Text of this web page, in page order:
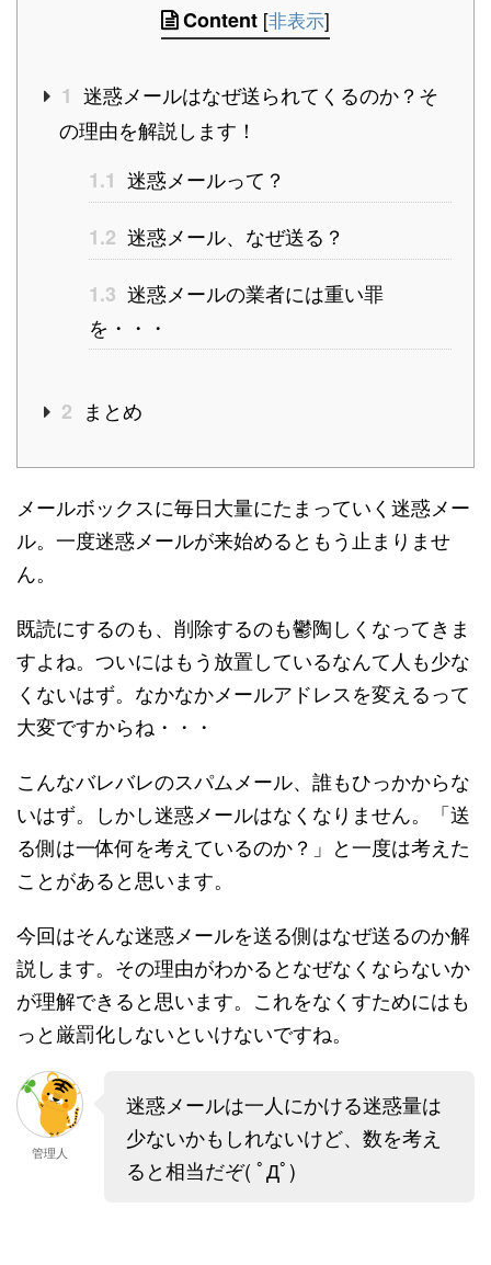
Content [非表示]
1 迷惑メールはなぜ送られてくるのか？そ
の理由を解説します！
1.1 迷惑メールって？
1.2 迷惑メール、なぜ送る？
1.3 迷惑メールの業者には重い罪
を・・・
2 まとめ
メールボックスに毎日大量にたまっていく迷惑メー
ル。一度迷惑メールが来始めるともう止まりませ
ん。
既読にするのも、削除するのも鬱陶しくなってきま
すよね。ついにはもう放置しているなんて人も少な
くないはず。なかなかメールアドレスを変えるって
大変ですからね・・・
こんなバレバレのスパムメール、誰もひっかからな
いはず。しかし迷惑メールはなくなりません。「送
る側は一体何を考えているのか？」と一度は考えた
ことがあると思います。
今回はそんな迷惑メールを送る側はなぜ送るのか解
説します。その理由がわかるとなぜなくならないか
が理解できると思います。これをなくすためにはも
っと厳罰化しないといけないですね。
管理人
迷惑メールは一人にかける迷惑量は
少ないかもしれないけど、数を考え
ると相当だぞ( ﾟДﾟ)